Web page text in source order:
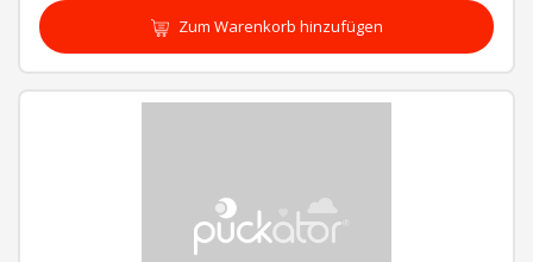
Zum Warenkorb hinzufügen